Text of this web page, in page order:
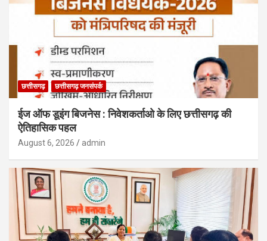
छत्तीसगढ़ छत्तीसगढ़ जनसंपर्क
ईज ऑफ डूइंग बिजनेस : निवेशकर्ताओ के लिए छत्तीसगढ़ की
ऐतिहासिक पहल
August 6, 2026 admin